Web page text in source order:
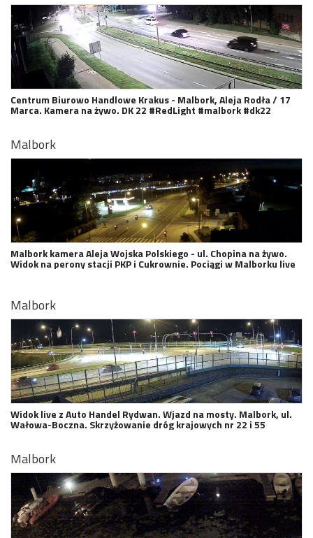
Centrum Biurowo Handlowe Krakus - Malbork, Aleja Rodła / 17
Marca. Kamera na żywo. DK 22 #RedLight #malbork #dk22
Malbork
Malbork kamera Aleja Wojska Polskiego - ul. Chopina na żywo.
Widok na perony stacji PKP i Cukrownie. Pociągi w Malborku live
Malbork
Widok live z Auto Handel Rydwan. Wjazd na mosty. Malbork, ul.
Wałowa-Boczna. Skrzyżowanie dróg krajowych nr 22 i 55
Malbork